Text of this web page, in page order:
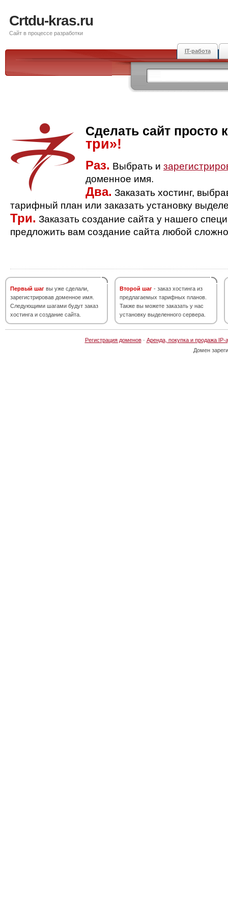
Crtdu-kras.ru
Сайт в процессе разработки
IT-работа
Сделать сайт просто
три»!
Раз. Выбрать и
доменное имя.
Два. Заказать хостинг,
тарифный план или заказать установку
Три. Заказать создание сайта у нашего
предложить вам создание сайта любой
Первый шаг вы уже сделали,
зарегистрировав доменное имя.
Следующими шагами будут заказ
хостинга и создание сайта.
Второй шаг - заказ хостинга из
предлагаемых тарифных планов.
Также вы можете заказать у нас
установку выделенного сервера.
Регистрация доменов· Аренда, покупка и продажа IP-
Домен